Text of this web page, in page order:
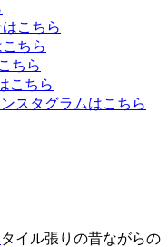
タイル張りの昔ながらの